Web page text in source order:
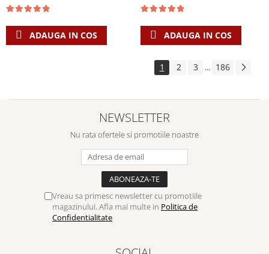
ADAUGA IN COS ADAUGA IN COS
1 2 3 ... 186
NEWSLETTER
Nu rata ofertele si promotiile noastre
Vreau sa primesc newsletter cu promotiile
magazinului. Afla mai multe in Politica de
Confidentialitate